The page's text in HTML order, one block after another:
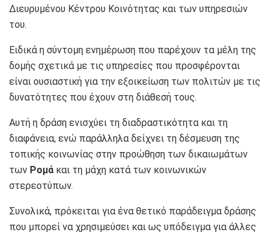
Διευρυμένου Κέντρου Κοινότητας και των υπηρεσιών
του.
Ειδικά η σύντομη ενημέρωση που παρέχουν τα μέλη της
δομής σχετικά με τις υπηρεσίες που προσφέρονται
είναι ουσιαστική για την εξοικείωση των πολιτών με τις
δυνατότητες που έχουν στη διάθεσή τους.
Αυτή η δράση ενισχύει τη διαδραστικότητα και τη
διαφάνεια, ενώ παράλληλα δείχνει τη δέσμευση της
τοπικής κοινωνίας στην προώθηση των δικαιωμάτων
των Ρομά και τη μάχη κατά των κοινωνικών
στερεοτύπων.
Συνολικά, πρόκειται για ένα θετικό παράδειγμα δράσης
που μπορεί να χρησιμεύσει και ως υπόδειγμα για άλλες